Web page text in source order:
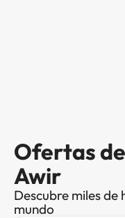
Ofertas
Awir
Descubre miles de
mundo